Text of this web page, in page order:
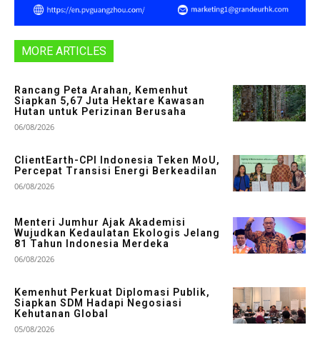
MORE ARTICLES
Rancang Peta Arahan, Kemenhut
Siapkan 5,67 Juta Hektare Kawasan
Hutan untuk Perizinan Berusaha
06/08/2026
ClientEarth-CPI Indonesia Teken MoU,
Percepat Transisi Energi Berkeadilan
06/08/2026
Menteri Jumhur Ajak Akademisi
Wujudkan Kedaulatan Ekologis Jelang
81 Tahun Indonesia Merdeka
06/08/2026
Kemenhut Perkuat Diplomasi Publik,
Siapkan SDM Hadapi Negosiasi
Kehutanan Global
05/08/2026